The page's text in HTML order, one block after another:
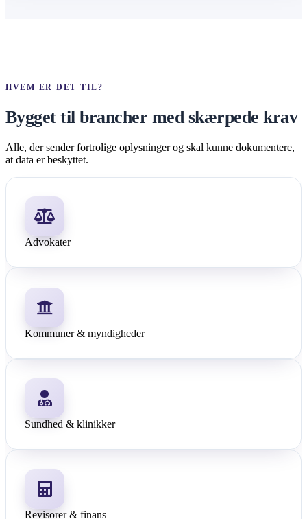
HVEM ER DET TIL?
Bygget til brancher med skærpede krav
Alle, der sender fortrolige oplysninger og skal kunne dokumentere,
at data er beskyttet.
Advokater
Kommuner & myndigheder
Sundhed & klinikker
Revisorer & finans